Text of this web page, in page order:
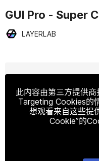
GUI Pro - Super
LAYERLAB
此内容由第三方提供
Targeting Cookies的
想观看来自这些提
Cookie”的